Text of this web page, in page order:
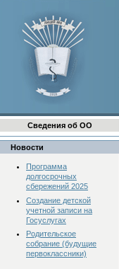
Сведения об ОО
Новости
Программа
долгосрочных
сбережений 2025
Создание детской
учетной записи на
Госуслугах
Родительское
собрание (будущие
первоклассники)